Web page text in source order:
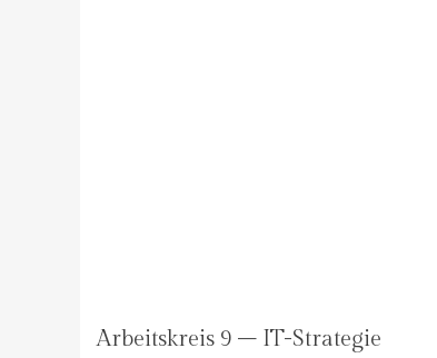
Arbeitskreis 9 – IT-Strategie